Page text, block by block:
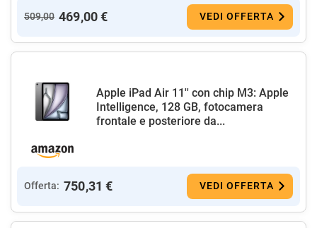
509,00 469,00 € VEDI OFFERTA
Apple iPad Air 11'' con chip M3: Apple
Intelligence, 128 GB, fotocamera
frontale e posteriore da...
Offerta: 750,31 € VEDI OFFERTA